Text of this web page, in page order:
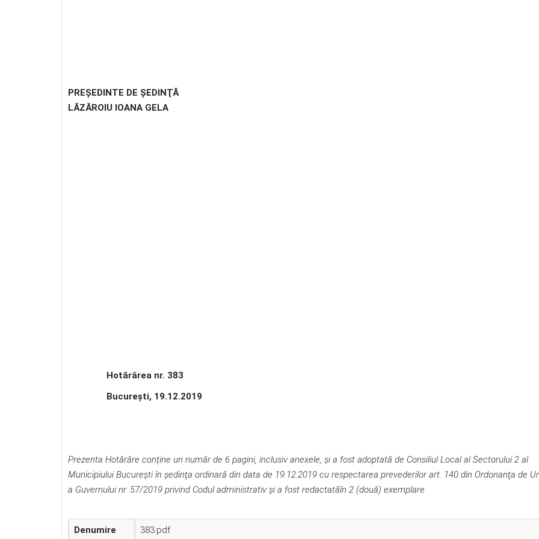
PREŞEDINTE DE ŞEDINŢĂ
LĂZĂROIU IOANA GELA
Hotărârea nr. 383
Bucureşti, 19.12.2019
Prezenta Hotărâre conține un număr de 6 pagini, inclusiv anexele, și a fost adoptată de Consiliul Local al Sectorului 2 al
Municipiului Bucureşti în şedinţa ordinară din data de 19.12.2019 cu respectarea prevederilor art. 140 din Ordonanţa de
a Guvernului nr. 57/2019 privind Codul administrativ şi a fost redactatăîn 2 (două) exemplare.
Denumire
383.pdf